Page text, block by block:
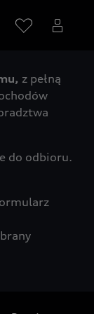
z pełną
do odbioru.